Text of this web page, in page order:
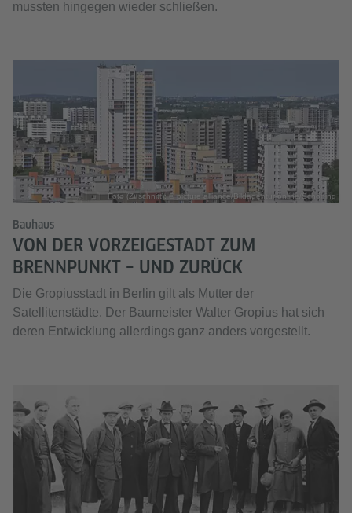
mussten hingegen wieder schließen.
Foto (Zuschnitt): © picture alliance/Bildagentur-online/Schöning
Bauhaus
VON DER VORZEIGESTADT ZUM
BRENNPUNKT – UND ZURÜCK
Die Gropiusstadt in Berlin gilt als Mutter der
Satellitenstädte. Der Baumeister Walter Gropius hat sich
deren Entwicklung allerdings ganz anders vorgestellt.